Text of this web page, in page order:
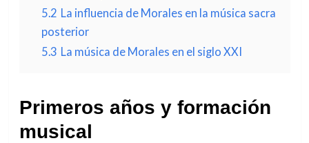
5.2 La influencia de Morales en la música sacra
posterior
5.3 La música de Morales en el siglo XXI
Primeros años y formación
musical